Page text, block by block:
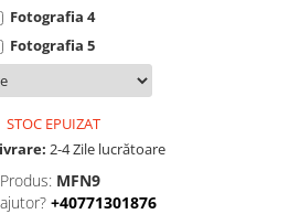
Fotografia 4
Fotografia 5
STOC EPUIZAT
2-4 Zile lucrătoare
MFN9
+40771301876